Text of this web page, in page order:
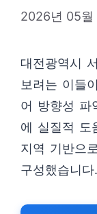
2026년 05월
대전광역시
보려는 이들
어 방향성 파
에 실질적 도
지역 기반으
구성했습니다.